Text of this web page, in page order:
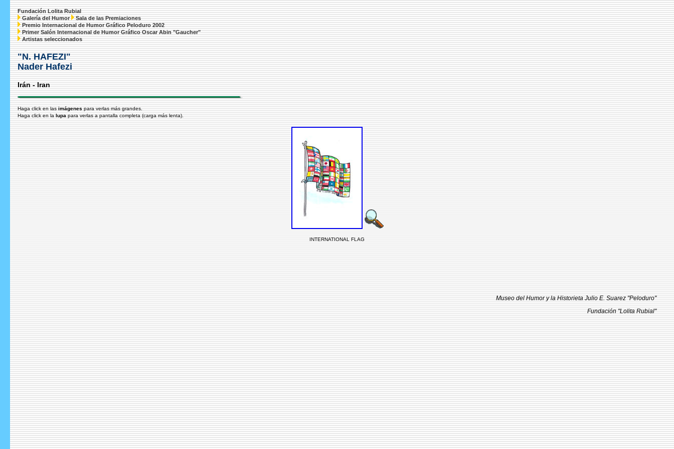
Fundación Lolita Rubial
Galería del Humor
Sala de las Premiaciones
Premio Internacional de Humor Gráfico Peloduro 2002
Primer Salón Internacional de Humor Gráfico Oscar Abin "Gaucher"
Artistas seleccionados
"N. HAFEZI"
Nader Hafezi
Irán - Iran
Haga click en las imágenes para verlas más grandes.
Haga click en la lupa para verlas a pantalla completa (carga más lenta).
INTERNATIONAL FLAG
Museo del Humor y la Historieta Julio E. Suarez "Peloduro"
Fundación "Lolita Rubial"